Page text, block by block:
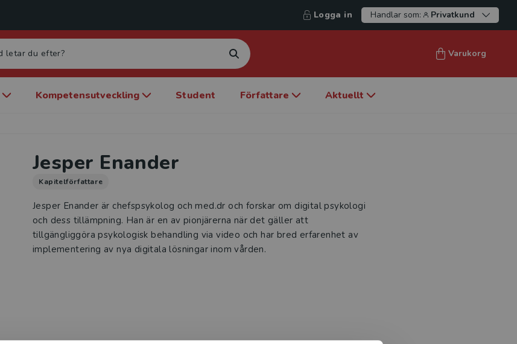
Logga in Handlar som: Privatkund
Varukorg
Kompetensutveckling Student Författare Aktuellt
Jesper Enander
Kapitelförfattare
Jesper Enander är chefspsykolog och med.dr och forskar om digital psykologi
och dess tillämpning. Han är en av pionjärerna när det gäller att
tillgängliggöra psykologisk behandling via video och har bred erfarenhet av
implementering av nya digitala lösningar inom vården.